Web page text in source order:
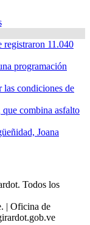
registraron 11.040
programación
las condiciones de
combina asfalto
Joana
Todos los
| Oficina de